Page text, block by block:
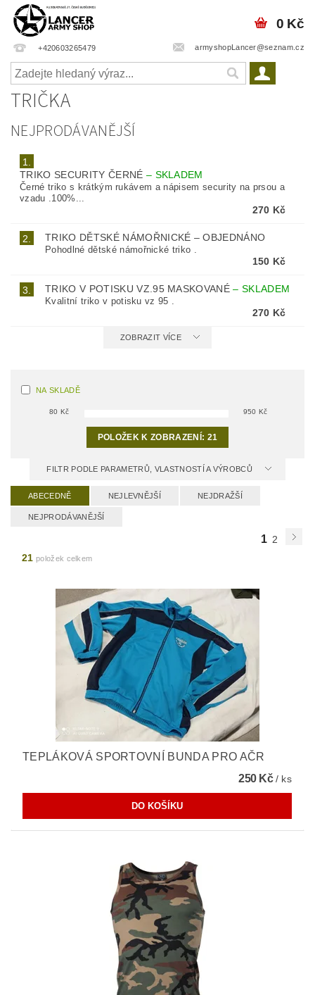
+420603265479 armyshopLancer@seznam.cz
0 Kč
TRIČKA
NEJPRODÁVANĚJŠÍ
1.
TRIKO SECURITY ČERNÉ – SKLADEM
Černé triko s krátkým rukávem a nápisem security na prsou a
vzadu .100%...
270 Kč
2. TRIKO DĚTSKÉ NÁMOŘNICKÉ –OBJEDNÁNO
Pohodlné dětské námořnické triko .
150 Kč
3. TRIKO V POTISKU VZ.95 MASKOVANÉ–SKLADEM
Kvalitní triko v potisku vz 95 .
270 Kč
ZOBRAZIT VÍCE
NA SKLADĚ
80 Kč 950 Kč
POLOŽEK K ZOBRAZENÍ: 21
FILTR PODLE PARAMETRŮ, VLASTNOSTÍ A VÝROBCŮ
ABECEDNĚ NEJLEVNĚJŠÍ NEJDRAŽŠÍ
NEJPRODÁVANĚJŠÍ
1 2
21 položek celkem
TEPLÁKOVÁ SPORTOVNÍ BUNDA PRO AČR
250 Kč/ ks